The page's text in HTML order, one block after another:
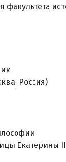
Россия)
Екатерины